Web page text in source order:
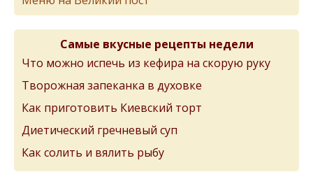
Самые вкусные рецепты недели
Что можно испечь из кефира на скорую руку
Творожная запеканка в духовке
Как приготовить Киевский торт
Диетический гречневый суп
Как солить и вялить рыбу